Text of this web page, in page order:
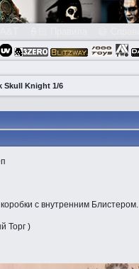
Skull Knight 1/6
с внутренним Блистером.
Торг )